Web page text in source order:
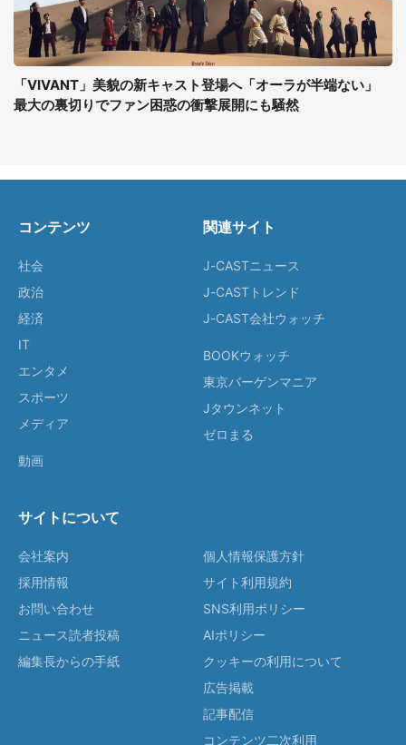
「VIVANT」美貌の新キャスト登場へ「オーラが半端ない」
最大の裏切りでファン困惑の衝撃展開にも騒然
コンテンツ
社会
政治
経済
IT
エンタメ
スポーツ
メディア
動画
関連サイト
J-CASTニュース
J-CASTトレンド
J-CAST会社ウォッチ
BOOKウォッチ
東京バーゲンマニア
Jタウンネット
ゼロまる
サイトについて
会社案内
採用情報
お問い合わせ
ニュース読者投稿
編集長からの手紙
個人情報保護方針
サイト利用規約
SNS利用ポリシー
AIポリシー
クッキーの利用について
広告掲載
記事配信
コンテンツ二次利用